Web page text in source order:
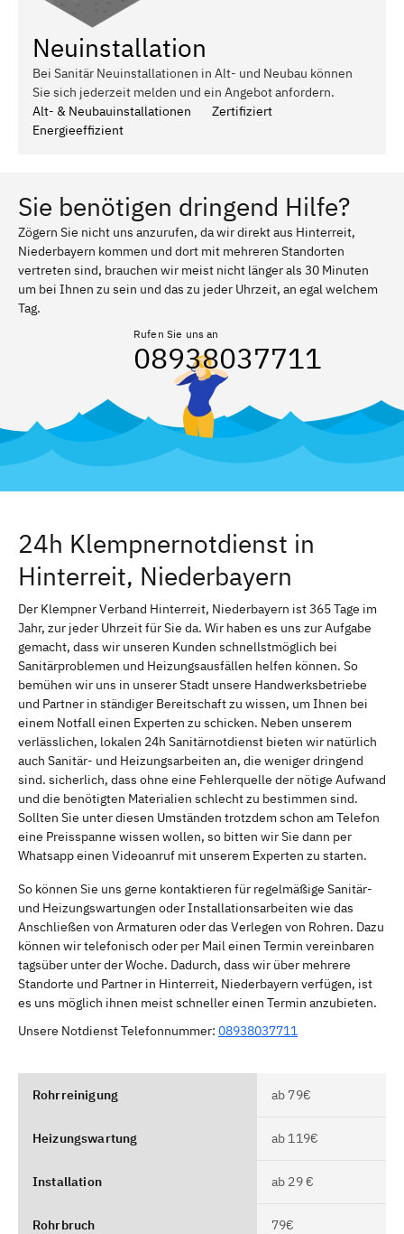
Neuinstallation
Bei Sanitär Neuinstallationen in Alt- und Neubau können
Sie sich jederzeit melden und ein Angebot anfordern.
Alt- & Neubauinstallationen
Zertifiziert
Energieeffizient
Sie benötigen dringend Hilfe?
Zögern Sie nicht uns anzurufen, da wir direkt aus Hinterreit,
Niederbayern kommen und dort mit mehreren Standorten
vertreten sind, brauchen wir meist nicht länger als 30 Minuten
um bei Ihnen zu sein und das zu jeder Uhrzeit, an egal welchem
Tag.
Rufen Sie uns an
08938037711
24h Klempnernotdienst in
Hinterreit, Niederbayern
Der Klempner Verband Hinterreit, Niederbayern ist 365 Tage im
Jahr, zur jeder Uhrzeit für Sie da. Wir haben es uns zur Aufgabe
gemacht, dass wir unseren Kunden schnellstmöglich bei
Sanitärproblemen und Heizungsausfällen helfen können. So
bemühen wir uns in unserer Stadt unsere Handwerksbetriebe
und Partner in ständiger Bereitschaft zu wissen, um Ihnen bei
einem Notfall einen Experten zu schicken. Neben unserem
verlässlichen, lokalen 24h Sanitärnotdienst bieten wir natürlich
auch Sanitär- und Heizungsarbeiten an, die weniger dringend
sind. sicherlich, dass ohne eine Fehlerquelle der nötige Aufwand
und die benötigten Materialien schlecht zu bestimmen sind.
Sollten Sie unter diesen Umständen trotzdem schon am Telefon
eine Preisspanne wissen wollen, so bitten wir Sie dann per
Whatsapp einen Videoanruf mit unserem Experten zu starten.
So können Sie uns gerne kontaktieren für regelmäßige Sanitär-
und Heizungswartungen oder Installationsarbeiten wie das
Anschließen von Armaturen oder das Verlegen von Rohren. Dazu
können wir telefonisch oder per Mail einen Termin vereinbaren
tagsüber unter der Woche. Dadurch, dass wir über mehrere
Standorte und Partner in Hinterreit, Niederbayern verfügen, ist
es uns möglich ihnen meist schneller einen Termin anzubieten.
Unsere Notdienst Telefonnummer: 08938037711
Rohrreinigung ab 79€
Heizungswartung ab 119€
Installation ab 29 €
Rohrbruch 79€